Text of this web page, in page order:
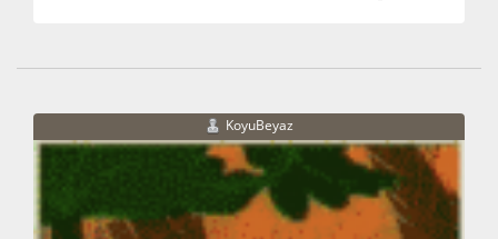
KoyuBeyaz